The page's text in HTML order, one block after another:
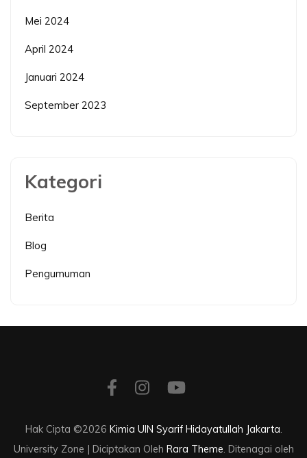
Mei 2024
April 2024
Januari 2024
September 2023
Kategori
Berita
Blog
Pengumuman
Hak Cipta ©2026 Kimia UIN Syarif Hidayatullah Jakarta.
University Zone | Diciptakan Oleh Rara Theme. Ditenagai oleh